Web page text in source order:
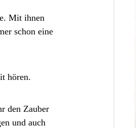
Mit ihnen
schon eine
hören.
den Zauber
und auch